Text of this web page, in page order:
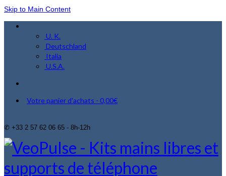
Skip to Main Content
U. K.
Deutschland
Italia
U.S.A.
Votre panier d'achats - 0,00€
✆ +33 2 57 62 06 65 - 8h-12h